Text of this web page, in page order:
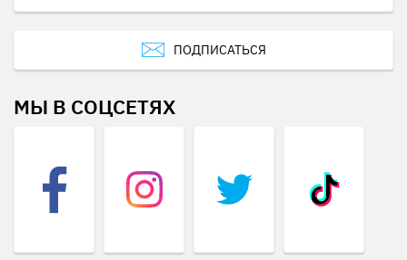
ПОДПИСАТЬСЯ
МЫ В СОЦСЕТЯХ